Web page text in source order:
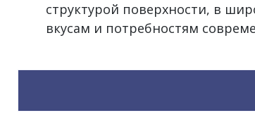
структурой поверхности, в
вкусам и потребностям